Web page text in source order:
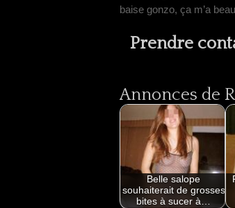
baise gonzo, ça m’a
Prendre
Annonces de
Belle salope
souhaiterait de grosses
bites à sucer à…